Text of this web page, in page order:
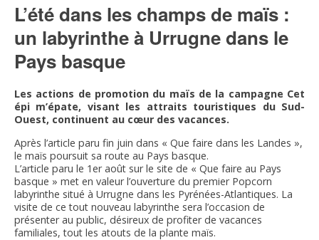
MAIZ’EUROP’
AGPM
CERTIFICATION CE2+
AGPM MAÏS DOUX
AGPM MAÏS SEMENCE
FNPSMS
L’été dans les champs de maïs :
un labyrinthe à Urrugne dans le
Pays basque
Les actions de promotion du maïs de la campagne Cet
épi m’épate, visant les attraits touristiques du Sud-
Ouest, continuent au cœur des vacances.
Après l’article paru fin juin dans « Que faire dans les Landes »,
le maïs poursuit sa route au Pays basque.
L’article paru le 1er août sur le site de « Que faire au Pays
basque » met en valeur l’ouverture du premier Popcorn
labyrinthe situé à Urrugne dans les Pyrénées-Atlantiques. La
visite de ce tout nouveau labyrinthe sera l’occasion de
présenter au public, désireux de profiter de vacances
familiales, tout les atouts de la plante maïs.